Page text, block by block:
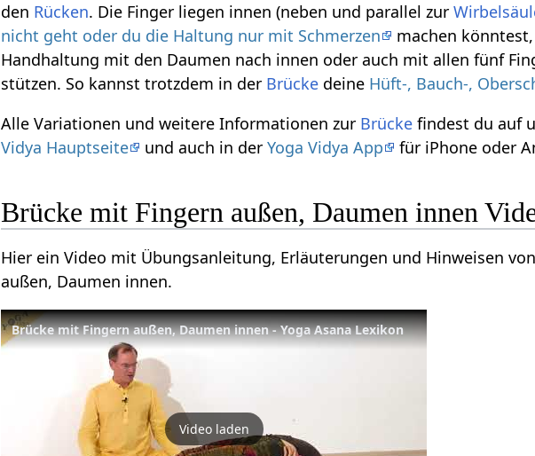
den Rücken. Die Finger liegen innen (neben und parallel zur
nicht geht oder du die Haltung nur mit Schmerzen
machen
Handhaltung mit den Daumen nach innen oder auch mit allen fünf
stützen. So kannst trotzdem in der Brücke deine Hüft-, Bauch-,
Alle Variationen und weitere Informationen zur Brücke findest du auf
Vidya Hauptseite
und auch in derYoga Vidya App für iPhone oder
Brücke mit Fingern außen, Daumen innen
Hier ein Video mit Übungsanleitung, Erläuterungen und Hinweisen
außen, Daumen innen.
Brücke mit Fingern außen, Daumen innen - Yoga Asana Lexikon
Video laden